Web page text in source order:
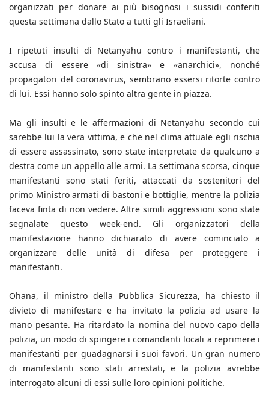
organizzati per donare ai più bisognosi i sussidi conferiti
questa settimana dallo Stato a tutti gli Israeliani.
I ripetuti insulti di Netanyahu contro i manifestanti, che
accusa di essere «di sinistra» e «anarchici», nonché
propagatori del coronavirus, sembrano essersi ritorte contro
di lui. Essi hanno solo spinto altra gente in piazza.
Ma gli insulti e le affermazioni di Netanyahu secondo cui
sarebbe lui la vera vittima, e che nel clima attuale egli rischia
di essere assassinato, sono state interpretate da qualcuno a
destra come un appello alle armi. La settimana scorsa, cinque
manifestanti sono stati feriti, attaccati da sostenitori del
primo Ministro armati di bastoni e bottiglie, mentre la polizia
faceva finta di non vedere. Altre simili aggressioni sono state
segnalate questo week-end. Gli organizzatori della
manifestazione hanno dichiarato di avere cominciato a
organizzare delle unità di difesa per proteggere i
manifestanti.
Ohana, il ministro della Pubblica Sicurezza, ha chiesto il
divieto di manifestare e ha invitato la polizia ad usare la
mano pesante. Ha ritardato la nomina del nuovo capo della
polizia, un modo di spingere i comandanti locali a reprimere i
manifestanti per guadagnarsi i suoi favori. Un gran numero
di manifestanti sono stati arrestati, e la polizia avrebbe
interrogato alcuni di essi sulle loro opinioni politiche.